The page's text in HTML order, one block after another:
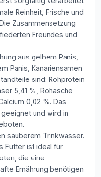
Reinheit, Frische und
Zusammensetzung
Freundes und
aus gelbem Panis,
Panis, Kanariensamen
sind: Rohprotein
5,41 %, Rohasche
0,02 %. Das
und wird in
sauberem Trinkwasser.
Futter ist ideal für
die eine
Ernährung benötigen.